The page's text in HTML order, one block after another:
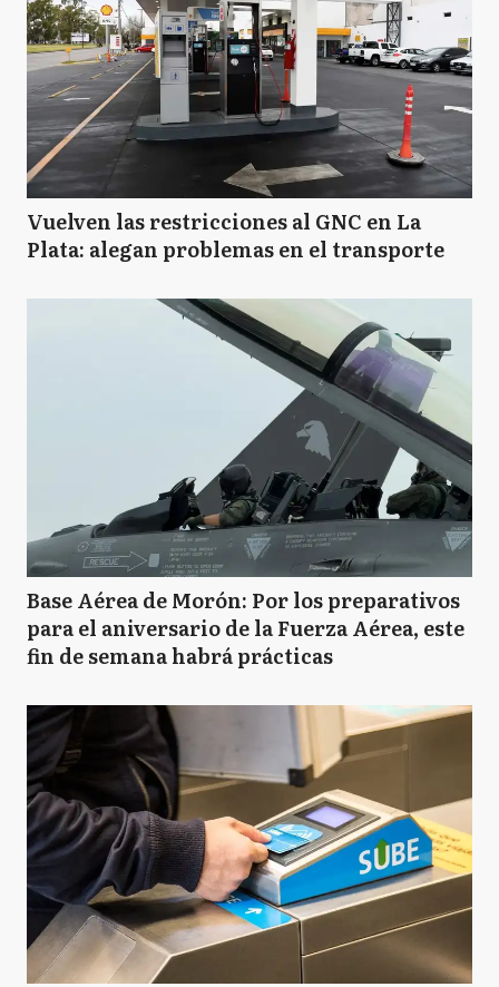
Vuelven las restricciones al GNC en La
Plata: alegan problemas en el transporte
Base Aérea de Morón: Por los preparativos
para el aniversario de la Fuerza Aérea, este
fin de semana habrá prácticas